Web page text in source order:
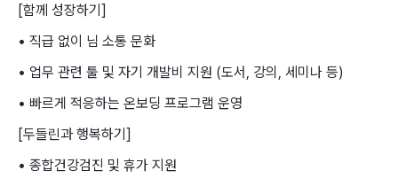
[함께 성장하기]
• 직급 없이 님 소통 문화
• 업무 관련 툴 및 자기 개발비 지원 (도서, 강의, 세미나 등)
• 빠르게 적응하는 온보딩 프로그램 운영
[두들린과 행복하기]
• 종합건강검진 및 휴가 지원